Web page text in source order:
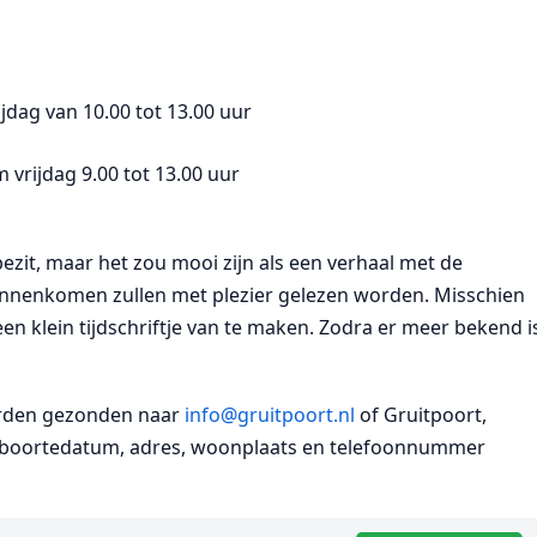
van 10.00 tot 13.00 uur
vrijdag 9.00 tot 13.00 uur
maar het zou mooi zijn als een verhaal met de
zullen met plezier gelezen worden. Misschien
klein tijdschriftje van te maken. Zodra er meer bekend
gezonden naar info@gruitpoort.nl of Gruitpoort,
adres, woonplaats en telefoonnummer